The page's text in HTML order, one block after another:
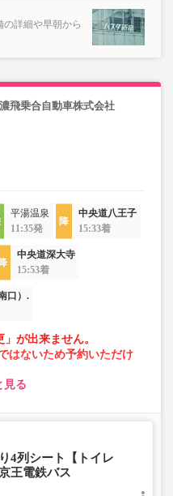
詳細や早朝から
飛乗合自動車株式会社
平湯温泉
11:35発
中央道八王子
15:33着
中央道深大寺
15:53着
口）.
が出来ません。
はないため予約いただけ
がございます。これに伴
見る
4列シート【トイレ
王電鉄バス